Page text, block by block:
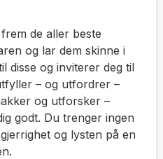
de aller beste
og lar dem skinne i
disse og inviterer deg til
– og utfordrer –
og utforsker –
godt. Du trenger ingen
og lysten på en